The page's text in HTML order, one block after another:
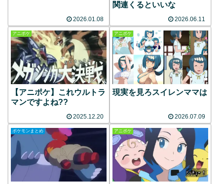
2026.01.08
関連くるといいな
2026.06.11
アニポケ
【アニポケ】これウルトラ
マンですよね??
2025.12.20
アニポケ
現実を見ろスイレンママは
2026.07.09
ポケモンまとめ アニポケ